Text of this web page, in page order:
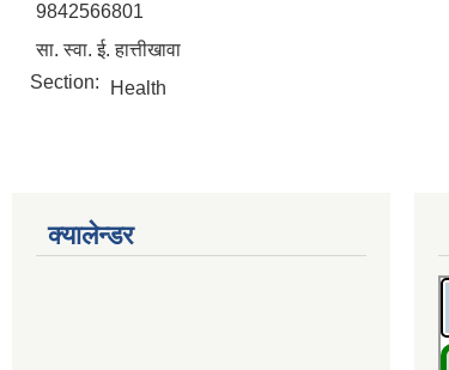
9842566801
सा. स्वा. ई. हात्तीखावा
Section:
Health
क्यालेन्डर